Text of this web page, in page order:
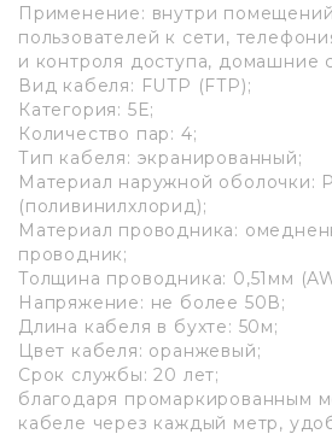
Применение: внутри
пользователей к сети,
и контроля доступа, домашние
Вид кабеля: FUTP (FTP);
Категория: 5E;
Количество пар: 4;
Тип кабеля: экранированный;
Материал наружной оболочки:
(поливинилхлорид);
Материал проводника:
проводник;
Толщина проводника: 0,51мм
Напряжение: не более 50В;
Длина кабеля в бухте: 50м;
Цвет кабеля: оранжевый;
Срок службы: 20 лет;
благодаря промаркированным
кабеле через каждый метр,